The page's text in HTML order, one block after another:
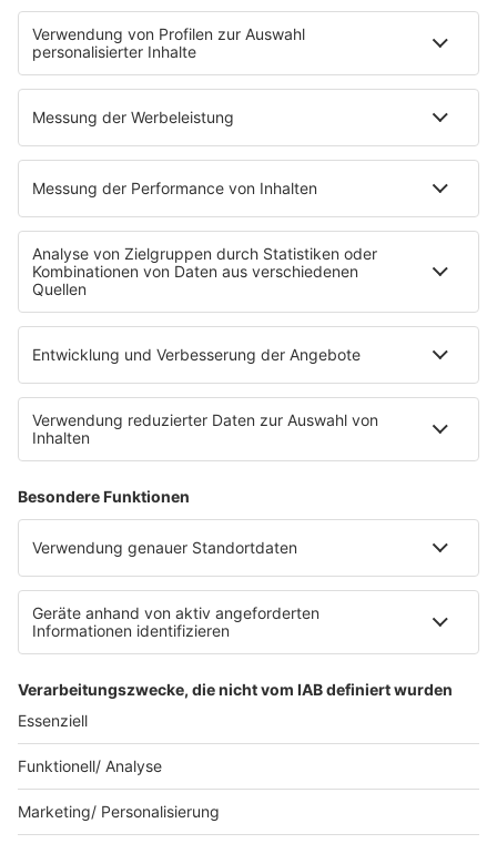
Fitness mit M.A.R.K
Glück in Worten
Todesursache
Niemand muss ein Promi sein
PROGRAMM
Mit den Waffeln einer Frau
SERVICE
Empfang
barba radio App
Impressum
Datenschutz Facebook & Instagram
Datenschutzeinstellungen
Clubbedingungen
Werbung schalten
Waffel-Werbepartner
80s80s.de
90s90s.de
Schlagerplanetradio.com
1deutsch.de
WEIHNACHTSMUSIK.FM
© barba radio. Ein Baby von Barbara Schöneberger und
REGIOCAST.